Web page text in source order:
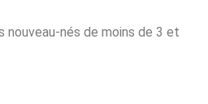
nouveau-nés de moins de 3 et